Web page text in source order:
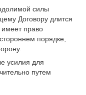
силы
Договору длится
право
порядке,
усилия для
путем